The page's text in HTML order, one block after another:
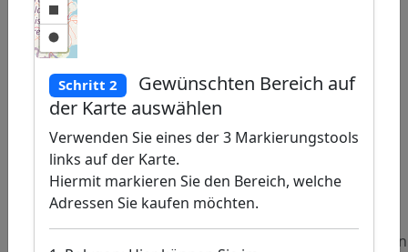
Adressen
Schritt 2
Gewünschten Bereich auf
der Karte auswählen
Verwenden Sie eines der 3 Markierungstools
links auf der Karte.
Hiermit markieren Sie den Bereich, welche
Adressen Sie kaufen möchten.